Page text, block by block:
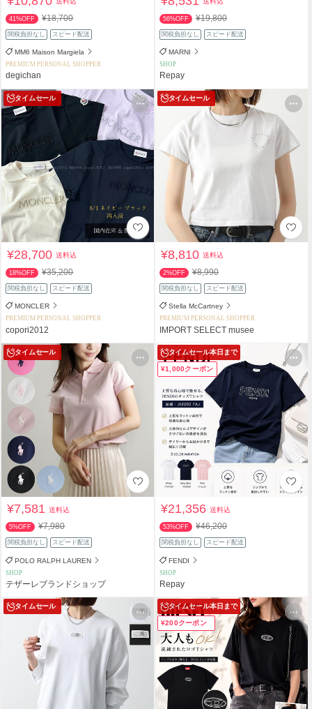
41%OFF ¥18,700
関税負担なし スピード配送
MM6 Maison Margiela
PREMIUM PERSONAL SHOPPER
degichan
56%OFF ¥19,800
関税負担なし スピード配送
MARNI
SHOP
Repay
タイムセール
¥28,700送料込
18%OFF ¥35,200
関税負担なし スピード配送
MONCLER
PREMIUM PERSONAL SHOPPER
copori2012
タイムセール
¥8,810送料込
2%OFF ¥8,990
関税負担なし スピード配送
Stella McCartney
PREMIUM PERSONAL SHOPPER
IMPORT SELECT musee
タイムセール
¥7,581送料込
5%OFF ¥7,980
関税負担なし スピード配送
POLO RALPH LAUREN
SHOP
テザーレブランドショップ
タイムセール本日まで
¥1,000クーポン
¥21,356送料込
53%OFF ¥46,200
関税負担なし スピード配送
FENDI
SHOP
Repay
タイムセール タイムセール本日まで
¥200クーポン